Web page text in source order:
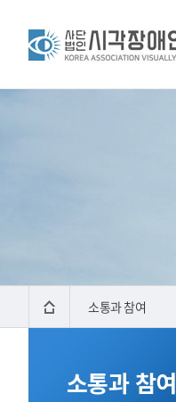
소통과 참여
소통과 참여